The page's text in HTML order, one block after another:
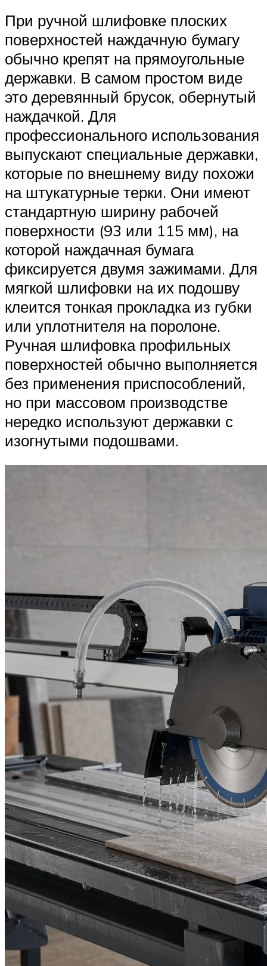
При ручной шлифовке плоских
поверхностей наждачную бумагу
обычно крепят на прямоугольные
державки. В самом простом виде
это деревянный брусок, обернутый
наждачкой. Для
профессионального использования
выпускают специальные державки,
которые по внешнему виду похожи
на штукатурные терки. Они имеют
стандартную ширину рабочей
поверхности (93 или 115 мм), на
которой наждачная бумага
фиксируется двумя зажимами. Для
мягкой шлифовки на их подошву
клеится тонкая прокладка из губки
или уплотнителя на поролоне.
Ручная шлифовка профильных
поверхностей обычно выполняется
без применения приспособлений,
но при массовом производстве
нередко используют державки с
изогнутыми подошвами.